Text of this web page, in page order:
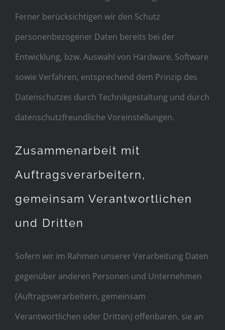
Ferner berücksichtigen wir den Schutz
personenbezogener Daten bereits bei der
Entwicklung, bzw. Auswahl von Hardware, Software
sowie Verfahren, entsprechend dem Prinzip des
Datenschutzes durch Technikgestaltung und durch
datenschutzfreundliche Voreinstellungen.
Zusammenarbeit mit
Auftragsverarbeitern,
gemeinsam Verantwortlichen
und Dritten
Sofern wir im Rahmen unserer Verarbeitung Daten
gegenüber anderen Personen und Unternehmen
(Auftragsverarbeitern, gemeinsam
Verantwortlichen oder Dritten) offenbaren, sie an